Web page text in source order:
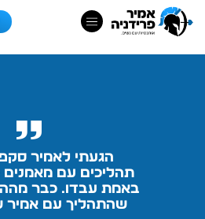
הגעתי לאמיר
תהליכים עם
באמת עבדו. כבר
שהתהליך עם אמיר